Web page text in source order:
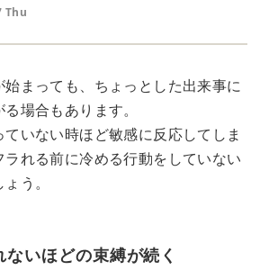
Thu
まっても、ちょっとした出来事に
場合もあります。
いない時ほど敏感に反応してしま
ラれる前に冷める行動をしていない
う。
ないほどの束縛が続く